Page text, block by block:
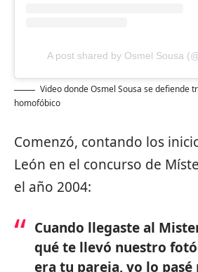
A post shared by Osmel Sousa
Video donde Osmel Sousa se defiende
homofóbico
Comenzó, contando los
León en el concurso de
el año 2004:
Cuando llegaste al
qué te llevó nuestro
era tu pareja, yo lo pasé